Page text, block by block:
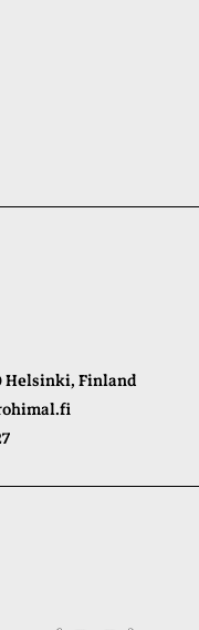
Helsinki, Finland